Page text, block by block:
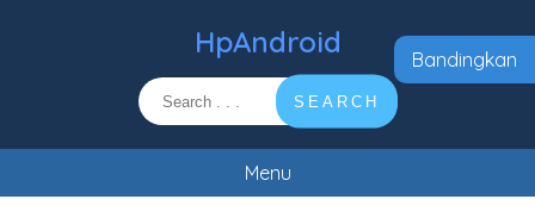
HpAndroid
SEARCH
Menu
Bandingkan